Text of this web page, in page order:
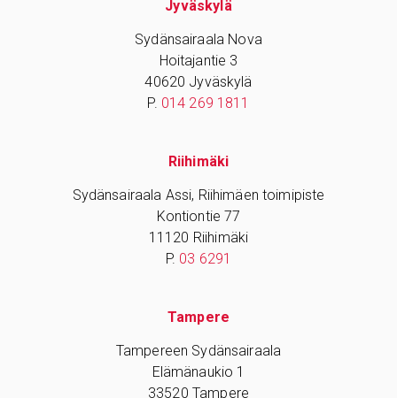
Jyväskylä
Sydänsairaala Nova
Hoitajantie 3
40620 Jyväskylä
P. 014 269 1811
Riihimäki
Sydänsairaala Assi, Riihimäen toimipiste
Kontiontie 77
11120 Riihimäki
P. 03 6291
Tampere
Tampereen Sydänsairaala
Elämänaukio 1
33520 Tampere